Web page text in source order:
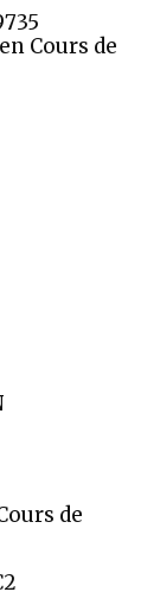
Cours de
de